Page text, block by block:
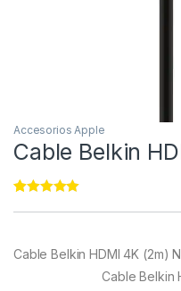
Accesorios Apple
Cable Belkin
ratings
Cable Belkin HDMI 4K (2m)
Cable Belkin